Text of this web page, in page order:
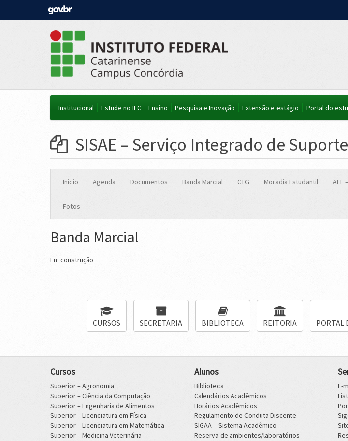
Institucional Estude no IFC Ensino Pesquisa e Inovação Extensão e estágio Portal do
SISAE – Serviço Integrado de
Início Agenda Documentos Banda Marcial CTG Moradia Estudantil AEE
Fotos
Banda Marcial
Em construção
CURSOS SECRETARIA BIBLIOTECA REITORIA PORTAL
Cursos
Superior – Agronomia
Superior – Ciência da Computação
Superior – Engenharia de Alimentos
Superior – Licenciatura em Física
Superior – Licenciatura em Matemática
Superior – Medicina Veterinária
Alunos
Biblioteca
Calendários Acadêmicos
Horários Acadêmicos
Regulamento de Conduta Discente
SIGAA – Sistema Acadêmico
Reserva de ambientes/laboratórios
E-